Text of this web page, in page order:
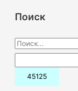
Поиск
П
о
и